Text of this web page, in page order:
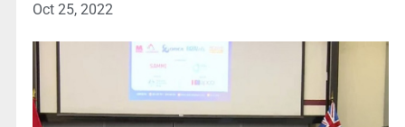
Oct 25, 2022